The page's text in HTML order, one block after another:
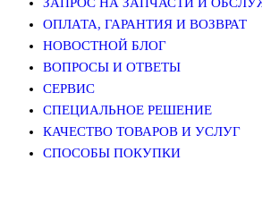
ОПЛАТА, ГАРАНТИЯ И ВОЗВРАТ
НОВОСТНОЙ БЛОГ
ВОПРОСЫ И ОТВЕТЫ
СЕРВИС
СПЕЦИАЛЬНОЕ РЕШЕНИЕ
КАЧЕСТВО ТОВАРОВ И УСЛУГ
СПОСОБЫ ПОКУПКИ